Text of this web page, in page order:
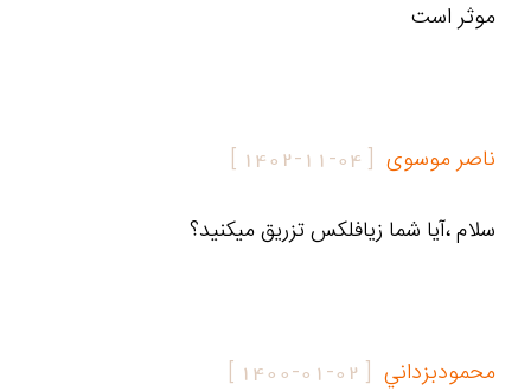
موثر است
ناصر موسوی 1402-11-04
سلام ،آیا شما زیافلکس تزریق میکنید؟
محمودبزداني 1400-01-02